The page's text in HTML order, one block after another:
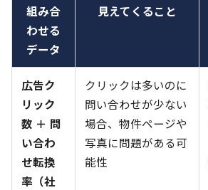
組み合
わせる
データ
見えてくること
広告ク
リック
数 ＋ 問
い合わ
せ転換
率（社
クリックは多いのに
問い合わせが少ない
場合、物件ページや
写真に問題がある可
能性